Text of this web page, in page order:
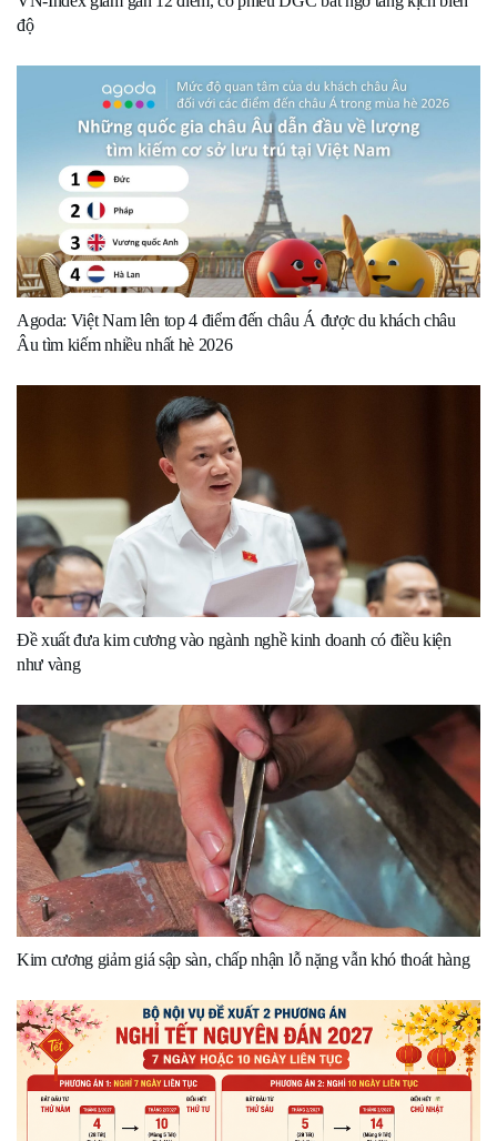
độ
Agoda: Việt Nam lên top 4 điểm đến châu Á được du khách châu
Âu tìm kiếm nhiều nhất hè 2026
Đề xuất đưa kim cương vào ngành nghề kinh doanh có điều kiện
như vàng
Kim cương giảm giá sập sàn, chấp nhận lỗ nặng vẫn khó thoát hàng